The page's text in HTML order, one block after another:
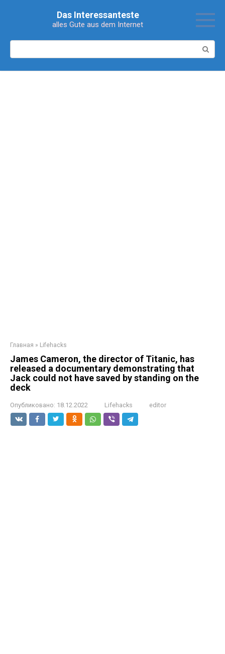
Das Interessanteste
alles Gute aus dem Internet
Главная » Lifehacks
James Cameron, the director of Titanic, has
released a documentary demonstrating that
Jack could not have saved by standing on the
deck
Опубликовано: 18.12.2022 Lifehacks editor